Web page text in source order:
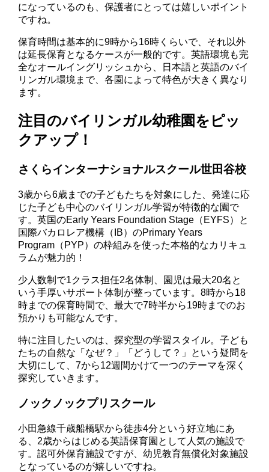
になっているのも、保護者にとっては嬉しいポイント
ですね。
保育時間は基本的に9時から16時くらいで、それ以外
は延長保育となるケースが一般的です。英語環境も完
全なオールイングリッシュから、日本語と英語のバイ
リンガル環境まで、各園によって特色が大きく異なり
ます。
注目のバイリンガル幼稚園をピッ
クアップ！
さくらインターナショナルスクール世田谷校
3歳から6歳までの子どもたちを対象にした、発達に応
じた子ども中心のバイリンガル学習が特徴的な園で
す。英国のEarly Years Foundation Stage（EYFS）と
国際バカロレア機構（IB）のPrimary Years
Program（PYP）の枠組みを使った本格的なカリキュ
ラムが魅力的！
少人数制で1クラス担任2名体制、園児は最大20名と
いう手厚いサポート体制が整っています。8時から18
時までの保育時間で、最大で7時半から19時までのお
預かりも可能なんです。
特に注目したいのは、探究型の学習スタイル。子ども
たちの自然な「なぜ？」「どうして？」という疑問を
大切にして、7から12週間かけて一つのテーマを深く
探究していきます。
ノックノックプリスクール
小田急線千歳船橋駅から徒歩4分という好立地にあ
る、2歳からはじめる英語保育園として人気の施設で
す。認可外保育施設ですが、幼児教育無償化対象施設
となっているのが嬉しいですね。